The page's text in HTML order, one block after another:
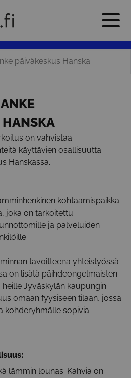
päiväkeskus Hanska
HANSKA
on vahvistaa
käyttävien osallisuutta.
Hanskassa.
kohtaamispaikka
joka on tarkoitettu
ja palveluiden
tavoitteena yhteistyössä
on lisätä päihdeongelmaisten
Jyväskylän kaupungin
omaan fyysiseen tilaan, jossa
kohderyhmälle sopivia
lämmin lounas. Kahvia on